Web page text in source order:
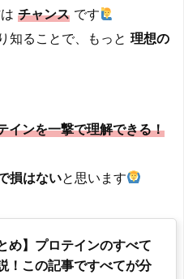
チャンス です
知ることで、もっと 理想の
インを一撃で理解できる！
損はないと思います
め】プロテインのすべて
！この記事ですべてが分